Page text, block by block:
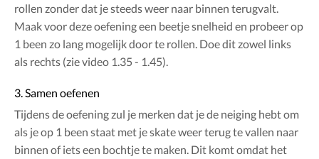
rollen zonder dat je steeds weer naar binnen terugvalt.
Maak voor deze oefening een beetje snelheid en probeer op
1 been zo lang mogelijk door te rollen. Doe dit zowel links
als rechts (zie video 1.35 - 1.45).
3. Samen oefenen
Tijdens de oefening zul je merken dat je de neiging hebt om
als je op 1 been staat met je skate weer terug te vallen naar
binnen of iets een bochtje te maken. Dit komt omdat het